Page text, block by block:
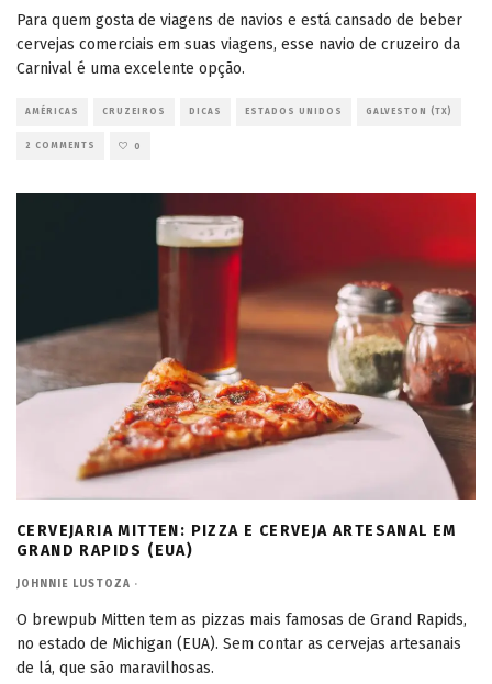
Para quem gosta de viagens de navios e está cansado de beber
cervejas comerciais em suas viagens, esse navio de cruzeiro da
Carnival é uma excelente opção.
AMÉRICAS CRUZEIROS DICAS ESTADOS UNIDOS GALVESTON (TX)
2 COMMENTS 0
CERVEJARIA MITTEN: PIZZA E CERVEJA ARTESANAL EM
GRAND RAPIDS (EUA)
JOHNNIE LUSTOZA ·
O brewpub Mitten tem as pizzas mais famosas de Grand Rapids,
no estado de Michigan (EUA). Sem contar as cervejas artesanais
de lá, que são maravilhosas.